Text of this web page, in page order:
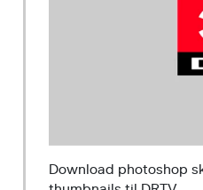
Download photoshop